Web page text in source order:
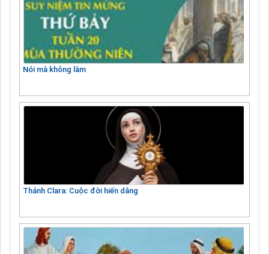
Nói mà không làm
Thánh Clara: Cuộc đời hiến dâng